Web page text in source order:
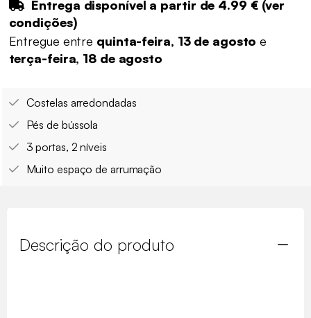
Entrega disponível a partir de 4.99 €(ver
condições)
Entregue entre quinta-feira, 13 de agostoe
terça-feira, 18 de agosto
Costelas arredondadas
Pés de bússola
3 portas, 2 níveis
Muito espaço de arrumação
Descrição do produto